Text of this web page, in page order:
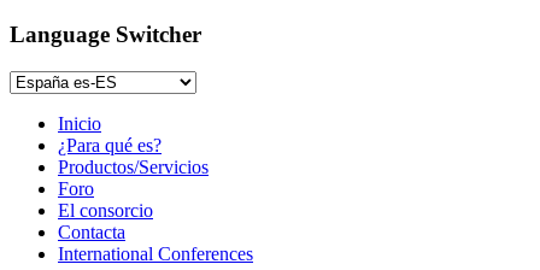
Language Switcher
Inicio
¿Para qué es?
Productos/Servicios
Foro
El consorcio
Contacta
International Conferences